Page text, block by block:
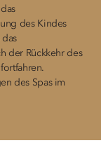
des Kindes
der Rückkehr des
des Spas im